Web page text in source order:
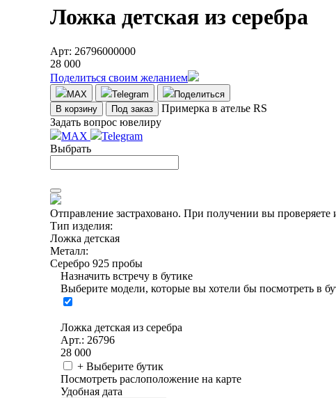
Ложка детская из серебра
Арт: 26796000000
28 000
Поделиться своим желанием
MAX Telegram
Поделиться
В корзину
Под заказ
Примерка в ателье RS
Задать вопрос ювелиру
MAX
Telegram
Выбрать
Отправление застраховано. При получении вы проверяете
Тип изделия:
Ложка детская
Металл:
Серебро 925 пробы
Назначить встречу в бутике
Выберите модели, которые вы хотели бы посмотреть в
Ложка детская из серебра
Арт.: 26796
28 000
+ Выберите бутик
Посмотреть раслоположение на карте
Удобная дата